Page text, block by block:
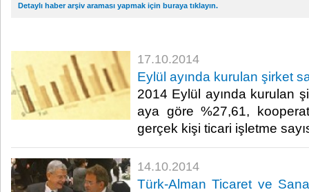
Detaylı haber arşiv araması yapmak için buraya tıklayın.
17.10.2014
Eylül ayında kurulan şirket
2014 Eylül ayında kurulan
aya göre %27,61,
gerçek kişi ticari işletme
14.10.2014
Türk-Alman Ticaret ve